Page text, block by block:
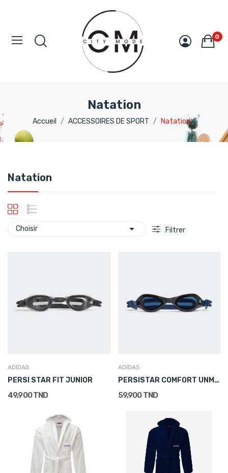
0
Natation
Accueil ACCESSOIRES DE SPORT Natation
Natation
Choisir  Filtrer
ADIDAS
PERSI STAR FIT JUNIOR
49,900 TND
ADIDAS
PERSISTAR COMFORT UNMIRRORED JUNIOR
59,900 TND